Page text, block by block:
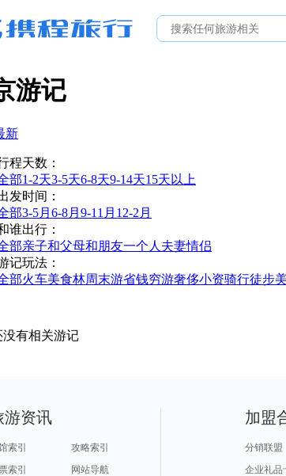
游记
新
程天数 ：
部1-2天3-5天6-8天9-14天15天以上
发时间 ：
部3-5月 6-8月 9-11月 12-2月
谁出行 ：
部亲子和父母和朋友一个人 夫妻情侣
记玩法 ：
部火车美食林周末游省钱穷游奢侈小资骑行徒步
没有相关游记
游资讯
索引
攻略索引
索引
网站导航
加盟
分销联盟
企业礼品